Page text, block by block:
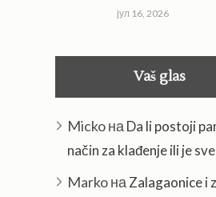
јул 16, 2026
Vaš glas
Mickoна Da li postoji
način za klađenje ili je
Markoна Zalagaonice i